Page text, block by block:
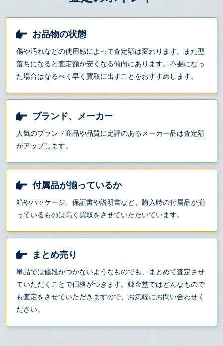
お品物の状態
傷や汚れなどの使用感によって査定額は変わります。また型
落ちになると査定額が安くなる傾向にあります。不要になっ
た場合はなるべく早く買取に出すことをおすすめします。
ブランド、メーカー
人気のブランド商品や品質に定評のあるメーカー品は査定額
がアップします。
付属品が揃っているか
箱やパッケージ、保証書や説明書など、購入時の付属品が揃
っているものは高く買取をさせていただいています。
まとめ売り
単品では値段がつかないようなものでも、まとめて査定させ
ていただくことで価格がつきます。錬金堂ではどんなもので
も査定をさせていただきますので、お気軽にお問い合わせく
ださい。